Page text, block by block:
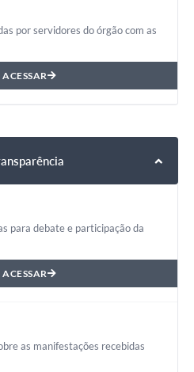
por servidores do órgão com as
ACESSAR
para debate e participação da
ACESSAR
as manifestações recebidas